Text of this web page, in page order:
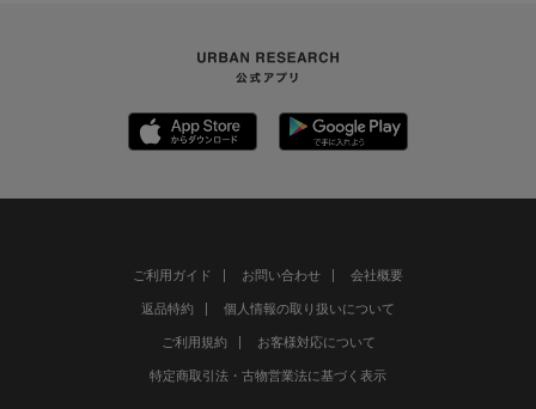
ご利用ガイド お問い合わせ 会社概要
返品特約 個人情報の取り扱いについて
ご利用規約 お客様対応について
特定商取引法・古物営業法に基づく表示